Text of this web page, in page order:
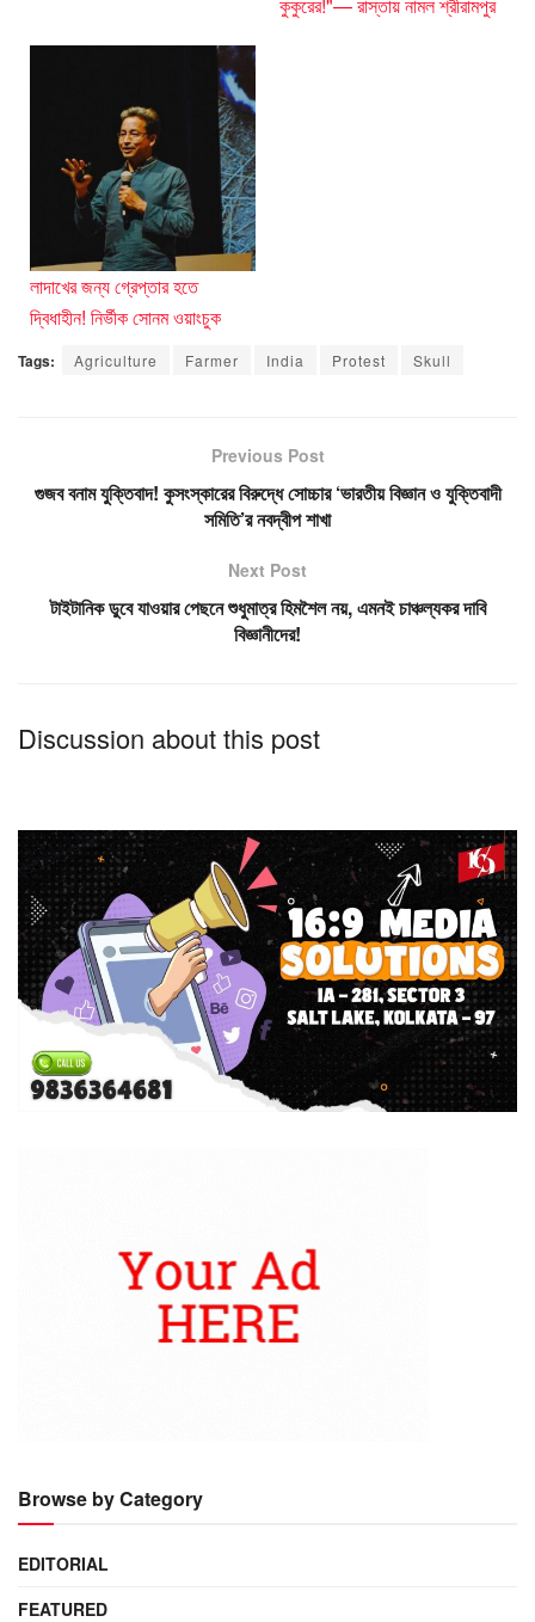
লাদাখের জন্য গ্রেপ্তার হতে
দ্বিধাহীন! নির্ভীক সোনম ওয়াংচুক
Tags: Agriculture Farmer India Protest Skull
Previous Post
গুজব বনাম যুক্তিবাদ! কুসংস্কারের বিরুদ্ধে সোচ্চার ‘ভারতীয় বিজ্ঞান ও যুক্তিবাদী
সমিতি’র নবদ্বীপ শাখা
Next Post
টাইটানিক ডুবে যাওয়ার পেছনে শুধুমাত্র হিমশৈল নয়, এমনই চাঞ্চল্যকর দাবি
বিজ্ঞানীদের!
Discussion about this post
Browse by Category
EDITORIAL
FEATURED